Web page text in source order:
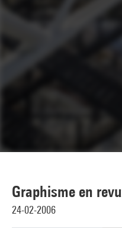
Graphisme en
24-02-2006